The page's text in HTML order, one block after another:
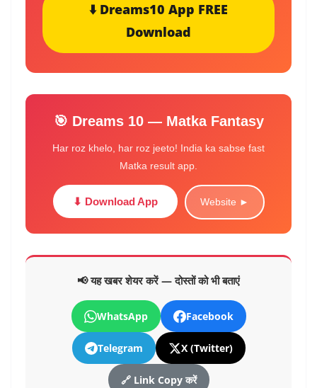
⬇️ Dreams10 App FREE
Download
🎯 Dreams 10 — Matka Fantasy
Har roz khelo, har roz jeeto! India ka sabse fast
Matka result app.
⬇ Download App Website ►
📢 यह खबर शेयर करें — दोस्तों को भी बताएं
WhatsApp Facebook
Telegram X (Twitter)
🔗 Link Copy करें